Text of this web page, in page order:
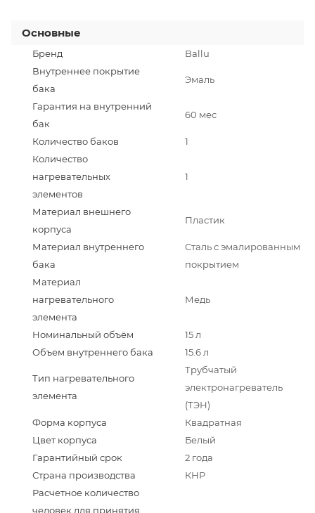
Основные
Бренд
Ballu
Внутреннее покрытие
бака
Эмаль
Гарантия на внутренний
бак
60 мес
Количество баков
1
Количество
нагревательных
элементов
1
Материал внешнего
корпуса
Пластик
Материал внутреннего
бака
Сталь с эмалированным
покрытием
Материал
нагревательного
элемента
Медь
Номинальный объём
15 л
Объем внутреннего бака
15.6 л
Тип нагревательного
элемента
Трубчатый
электронагреватель
(ТЭН)
Форма корпуса
Квадратная
Цвет корпуса
Белый
Гарантийный срок
2 года
Страна производства
КНР
Расчетное количество
человек для принятия